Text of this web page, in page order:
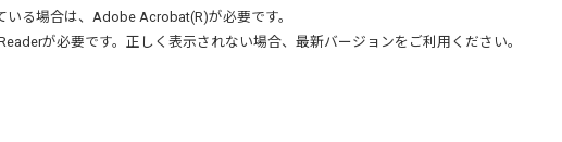
る場合は、 Adobe Acrobat(R)が必要です。
が必要です。正しく表示されない場合、最新バージョンをご利用ください。